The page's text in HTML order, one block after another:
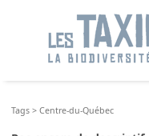
Tags >Centre-du-Québec